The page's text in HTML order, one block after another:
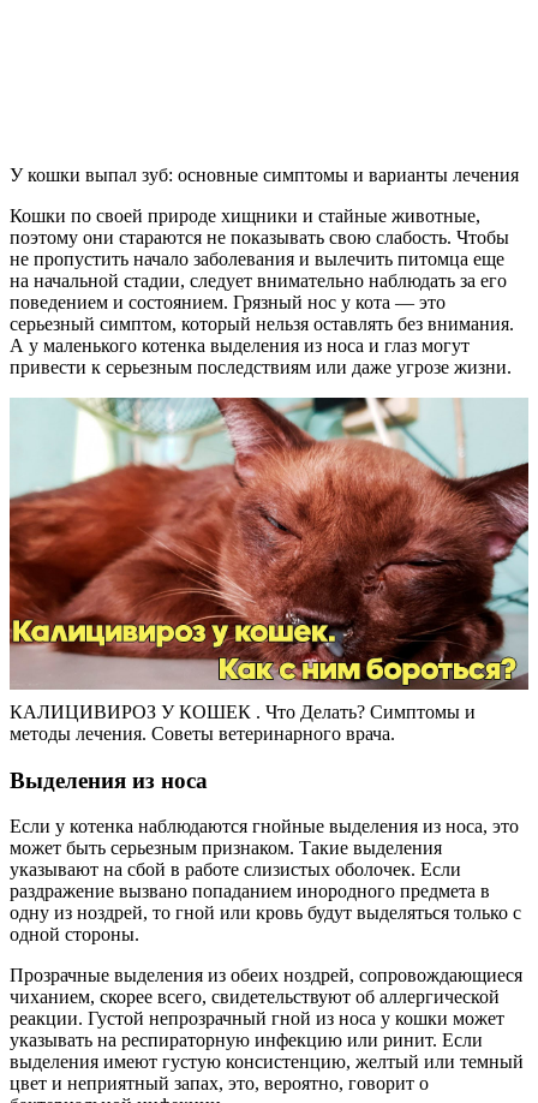
У кошки выпал зуб: основные симптомы и варианты лечения
Кошки по своей природе хищники и стайные животные,
поэтому они стараются не показывать свою слабость. Чтобы
не пропустить начало заболевания и вылечить питомца еще
на начальной стадии, следует внимательно наблюдать за его
поведением и состоянием. Грязный нос у кота — это
серьезный симптом, который нельзя оставлять без внимания.
А у маленького котенка выделения из носа и глаз могут
привести к серьезным последствиям или даже угрозе жизни.
КАЛИЦИВИРОЗ У КОШЕК . Что Делать? Симптомы и
методы лечения. Советы ветеринарного врача.
Выделения из носа
Если у котенка наблюдаются гнойные выделения из носа, это
может быть серьезным признаком. Такие выделения
указывают на сбой в работе слизистых оболочек. Если
раздражение вызвано попаданием инородного предмета в
одну из ноздрей, то гной или кровь будут выделяться только с
одной стороны.
Прозрачные выделения из обеих ноздрей, сопровождающиеся
чиханием, скорее всего, свидетельствуют об аллергической
реакции. Густой непрозрачный гной из носа у кошки может
указывать на респираторную инфекцию или ринит. Если
выделения имеют густую консистенцию, желтый или темный
цвет и неприятный запах, это, вероятно, говорит о